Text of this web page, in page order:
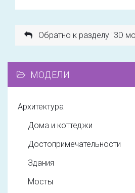
Обратно к разделу "3D
МОДЕЛИ
Архитектура
Дома и коттеджи
Достопримечательности
Здания
Мосты